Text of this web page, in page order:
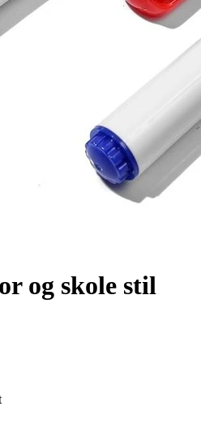
og skole stil